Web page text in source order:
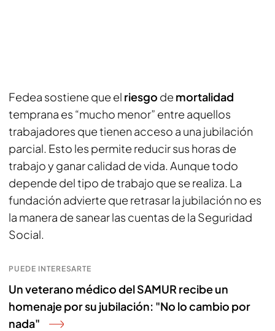
Fedea sostiene que el riesgo de mortalidad
temprana es “mucho menor” entre aquellos
trabajadores que tienen acceso a una jubilación
parcial. Esto les permite reducir sus horas de
trabajo y ganar calidad de vida. Aunque todo
depende del tipo de trabajo que se realiza. La
fundación advierte que retrasar la jubilación no es
la manera de sanear las cuentas de la Seguridad
Social.
PUEDE INTERESARTE
Un veterano médico del SAMUR recibe un
homenaje por su jubilación: "No lo cambio por
nada"